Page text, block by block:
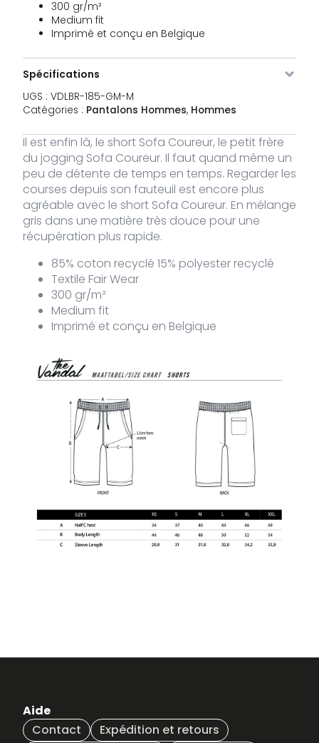
300 gr/m²
Medium fit
Imprimé et conçu en Belgique
Spécifications
UGS : VDLBR-185-GM-M
Catégories : Pantalons Hommes, Hommes
Il est enfin là, le short Sofa Coureur, le petit frère
du jogging Sofa Coureur. Il faut quand même un
peu de détente de temps en temps. Regarder les
courses depuis son fauteuil est encore plus
agréable avec le short Sofa Coureur. En mélange
gris dans une matière très douce pour une
récupération plus rapide.
85% coton recyclé 15% polyester recyclé
Textile Fair Wear
300 gr/m²
Medium fit
Imprimé et conçu en Belgique
Aide
Contact
Expédition et retours
VDLBR-
185-
Gris chiné XL
185-
GM-